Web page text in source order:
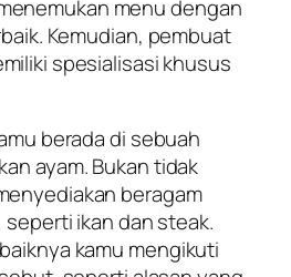
menu dengan
Kemudian, pembuat
spesialisasi khusus
berada di sebuah
ayam. Bukan tidak
beragam
seperti ikan dan steak.
kamu mengikuti